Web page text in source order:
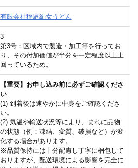
有限会社稲庭絹女うどん
3
第3号：区域内で製造・加工等を行ってお
り、その付加価値が半分を一定程度以上上
回っているため。
【重要】お申し込み前に必ずご確認くださ
い
(1) 到着後は速やかに中身をご確認くださ
い。
(2) 気温や輸送状況等により、まれに品物
の状態（例：凍結、変質、破損など）が変
化する場合があります。
※品質保持には十分配慮し丁寧に梱包して
おりますが、配送環境による影響を完全に